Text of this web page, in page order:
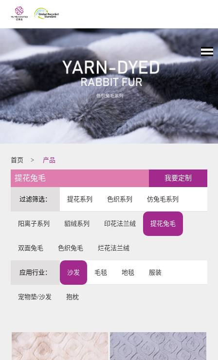
首页 > 产品
我要定制
提花兔毛
过滤筛选： 提花系列 色织系列 仿兔毛系列
阳离子系列 貂绒系列 印花法兰绒 提花兔毛
双面兔毛 色织兔毛 烂花法兰绒
应用行业： 沙发 毛毯 地毯 服装
宠物垫/沙发 抱枕